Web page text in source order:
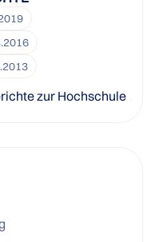
zur Hochschule